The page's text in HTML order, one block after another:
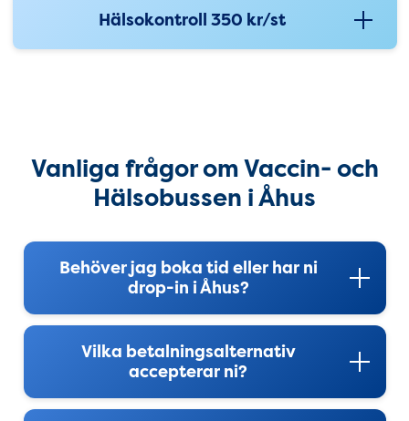
Hälsokontroll 350 kr/st
Vanliga frågor om Vaccin- och
Hälsobussen i Åhus
Behöver jag boka tid eller har ni
drop-in i Åhus?
Vilka betalningsalternativ
accepterar ni?